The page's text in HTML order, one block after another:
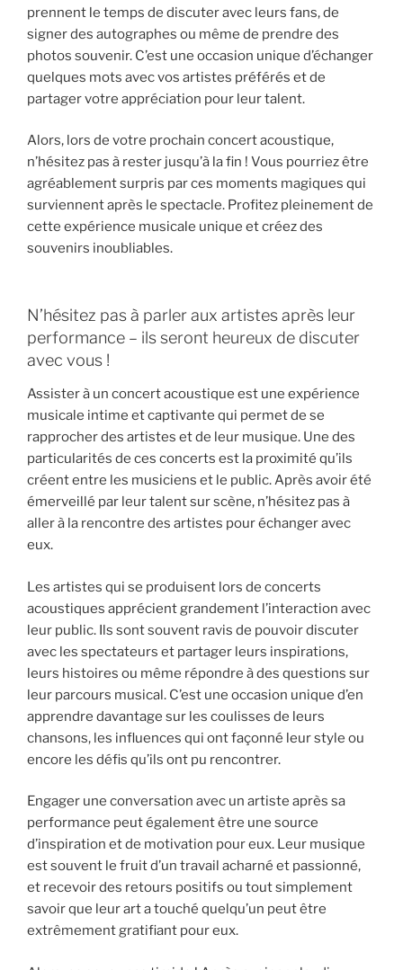
prennent le temps de discuter avec leurs fans, de
signer des autographes ou même de prendre des
photos souvenir. C’est une occasion unique d’échanger
quelques mots avec vos artistes préférés et de
partager votre appréciation pour leur talent.
Alors, lors de votre prochain concert acoustique,
n’hésitez pas à rester jusqu’à la fin ! Vous pourriez être
agréablement surpris par ces moments magiques qui
surviennent après le spectacle. Profitez pleinement de
cette expérience musicale unique et créez des
souvenirs inoubliables.
N’hésitez pas à parler aux artistes après leur
performance – ils seront heureux de discuter
avec vous !
Assister à un concert acoustique est une expérience
musicale intime et captivante qui permet de se
rapprocher des artistes et de leur musique. Une des
particularités de ces concerts est la proximité qu’ils
créent entre les musiciens et le public. Après avoir été
émerveillé par leur talent sur scène, n’hésitez pas à
aller à la rencontre des artistes pour échanger avec
eux.
Les artistes qui se produisent lors de concerts
acoustiques apprécient grandement l’interaction avec
leur public. Ils sont souvent ravis de pouvoir discuter
avec les spectateurs et partager leurs inspirations,
leurs histoires ou même répondre à des questions sur
leur parcours musical. C’est une occasion unique d’en
apprendre davantage sur les coulisses de leurs
chansons, les influences qui ont façonné leur style ou
encore les défis qu’ils ont pu rencontrer.
Engager une conversation avec un artiste après sa
performance peut également être une source
d’inspiration et de motivation pour eux. Leur musique
est souvent le fruit d’un travail acharné et passionné,
et recevoir des retours positifs ou tout simplement
savoir que leur art a touché quelqu’un peut être
extrêmement gratifiant pour eux.